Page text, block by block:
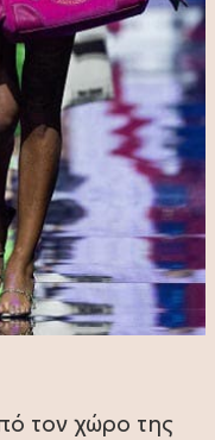
τον χώρο της